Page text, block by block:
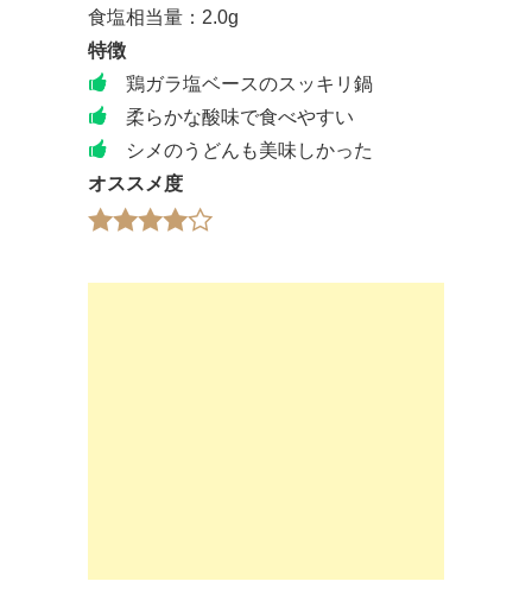
食塩相当量：2.0g
特徴
鶏ガラ塩ベースのスッキリ鍋
柔らかな酸味で食べやすい
シメのうどんも美味しかった
オススメ度